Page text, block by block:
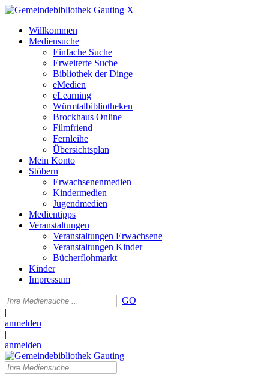
X
Willkommen
Mediensuche
Einfache Suche
Erweiterte Suche
Bibliothek der Dinge
eMedien
eLearning
Würmtalbibliotheken
Brockhaus Online
Filmfriend
Fernleihe
Übersichtsplan
Mein Konto
Stöbern
Erwachsenenmedien
Kindermedien
Jugendmedien
Medientipps
Veranstaltungen
Veranstaltungen Erwachsene
Veranstaltungen Kinder
Bücherflohmarkt
Kinder
Impressum
GO
|
anmelden
|
anmelden